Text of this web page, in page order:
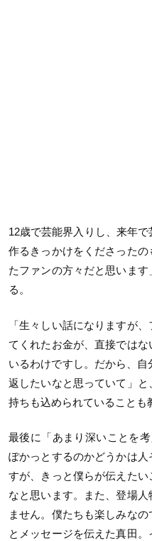
12歳で芸能界入りし、来年で
作るきっかけをくださった
たファンの方々だと思いま
る。
「生々しい話になりますが
てくれたお金が、直接では
いるわけですし。だから、自
返したいなと思っていて」
持ちも込められていることも
最後に「あまり深いことを考
ぽかっとするのかどうかは
すが、きっと僕らが伝えた
なと思います。また、登場
ません。僕たちも楽しみなの
とメッセージを伝えた真田